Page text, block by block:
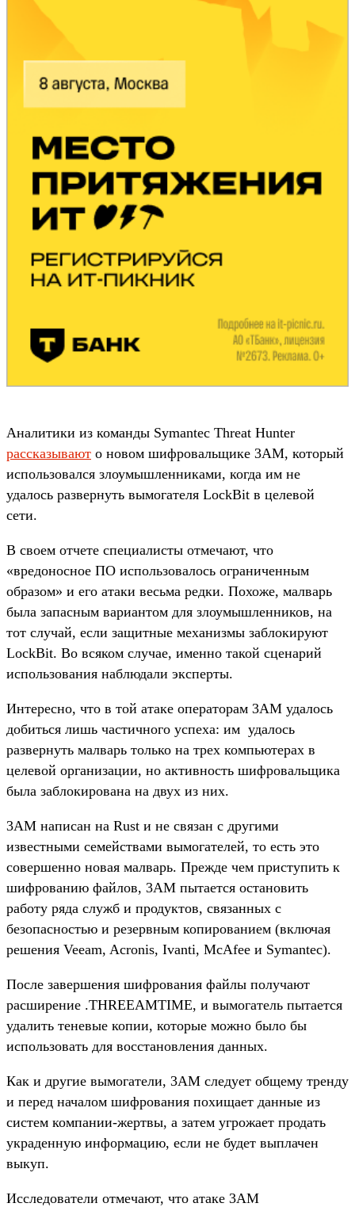
Аналитики из команды Symantec Threat Hunter
рассказывают о новом шифровальщике 3AM, который
использовался злоумышленниками, когда им не
удалось развернуть вымогателя LockBit в целевой
сети.
В своем отчете специалисты отмечают, что
«вредоносное ПО использовалось ограниченным
образом» и его атаки весьма редки. Похоже, малварь
была запасным вариантом для злоумышленников, на
тот случай, если защитные механизмы заблокируют
LockBit. Во всяком случае, именно такой сценарий
использования наблюдали эксперты.
Интересно, что в той атаке операторам 3AM удалось
добиться лишь частичного успеха: им удалось
развернуть малварь только на трех компьютерах в
целевой организации, но активность шифровальщика
была заблокирована на двух из них.
3AM написан на Rust и не связан с другими
известными семействами вымогателей, то есть это
совершенно новая малварь. Прежде чем приступить к
шифрованию файлов, 3AM пытается остановить
работу ряда служб и продуктов, связанных с
безопасностью и резервным копированием (включая
решения Veeam, Acronis, Ivanti, McAfee и Symantec).
После завершения шифрования файлы получают
расширение .THREEAMTIME, и вымогатель пытается
удалить теневые копии, которые можно было бы
использовать для восстановления данных.
Как и другие вымогатели, 3AM следует общему тренду
и перед началом шифрования похищает данные из
систем компании-жертвы, а затем угрожает продать
украденную информацию, если не будет выплачен
выкуп.
Исследователи отмечают, что атаке 3AM